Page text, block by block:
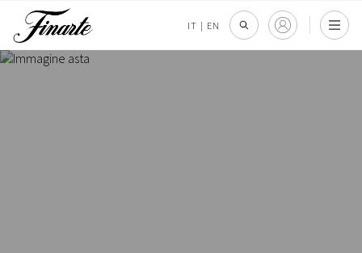
IT | EN